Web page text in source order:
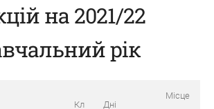
на 2021/22
рік
Кл
Дні
Місце